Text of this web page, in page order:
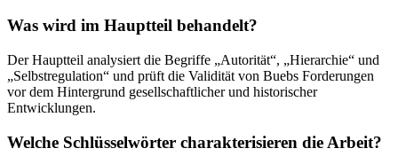
Was wird im Hauptteil behandelt?
Der Hauptteil analysiert die Begriffe „Autorität“, „Hierarchie“ und
„Selbstregulation“ und prüft die Validität von Buebs Forderungen
vor dem Hintergrund gesellschaftlicher und historischer
Entwicklungen.
Welche Schlüsselwörter charakterisieren die Arbeit?